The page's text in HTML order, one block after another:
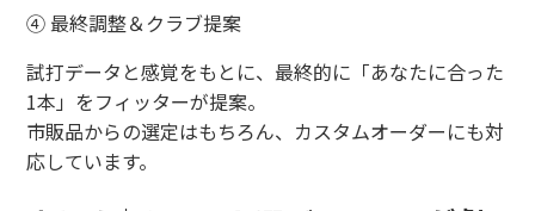
④ 最終調整＆クラブ提案
試打データと感覚をもとに、最終的に「あなたに合った
1本」をフィッターが提案。
市販品からの選定はもちろん、カスタムオーダーにも対
応しています。